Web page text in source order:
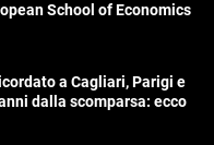
School of Economics
a Cagliari, Parigi e
dalla scomparsa: ecco